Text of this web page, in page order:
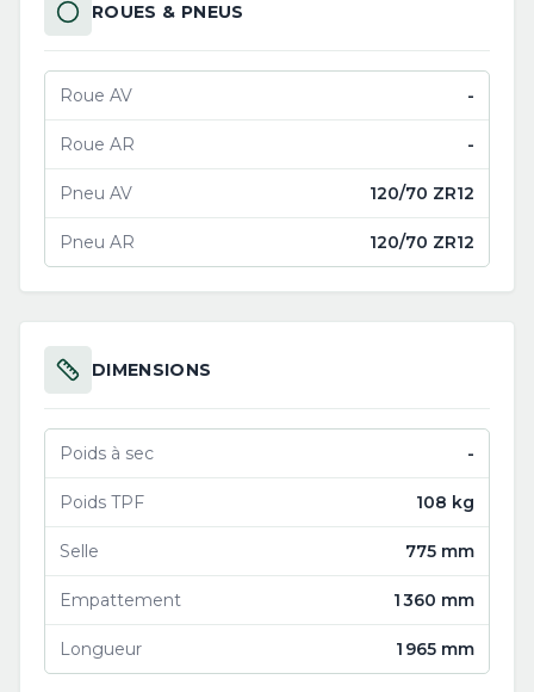
ROUES & PNEUS
Roue AV -
Roue AR -
Pneu AV 120/70 ZR12
Pneu AR 120/70 ZR12
DIMENSIONS
Poids à sec -
Poids TPF 108 kg
Selle 775 mm
Empattement 1 360 mm
Longueur 1 965 mm